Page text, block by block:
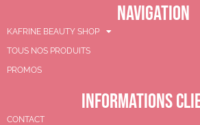
NAVIGATION
KAFRINE BEAUTY SHOP
TOUS NOS PRODUITS
PROMOS
INFORMATIONS
CONTACT